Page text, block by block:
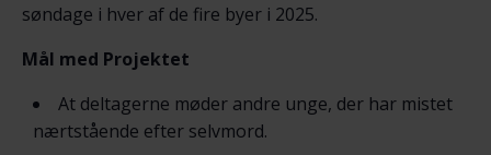
søndage i hver af de fire byer i 2025.
Mål med Projektet
At deltagerne møder andre unge, der har mistet
nærtstående efter selvmord.